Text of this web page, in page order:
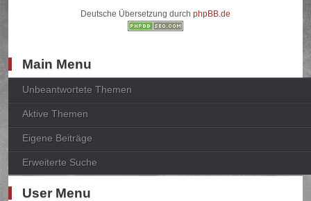
Deutsche Übersetzung durch phpBB.de
Main Menu
Unbeantwortete Themen
Aktive Themen
Eigene Beiträge
Erweiterte Suche
User Menu